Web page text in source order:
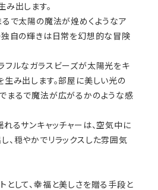
出します。
るで太陽の魔法が煌めくようなア
独自の輝きは日常を幻想的な冒険
フルなガラスビーズが太陽光をキ
生み出します。部屋に美しい光の
まるで魔法が広がるかのような感
るサンキャッチャーは、空気中に
、穏やかでリラックスした雰囲気
として、幸福と美しさを贈る手段と